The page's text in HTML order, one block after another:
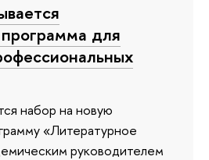
для
набор на новую
«Литературное
руководителем